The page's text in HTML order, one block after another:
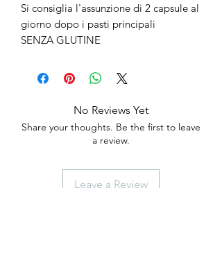
Si consiglia l'assunzione di 2 capsule al
giorno dopo i pasti principali
SENZA GLUTINE
No Reviews Yet
Share your thoughts. Be the first to leave
a review.
Leave a Review